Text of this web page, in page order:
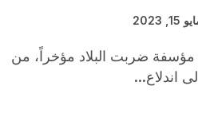
15, 2023
اندلاع...